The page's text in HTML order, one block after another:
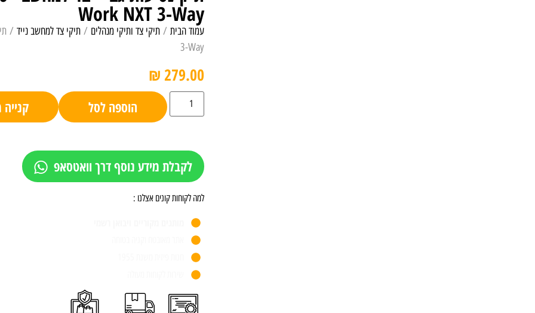
Work NXT 3-Way
עמוד הבית/ תיקי צד ותיקי מנהלים / תיקי צד למחשב נייד
3-Way
₪ 279.00
הוספה לסל
לקבלת מידע נוסף דרך וואטסאפ
למה לקוחות קונים אצלנו :